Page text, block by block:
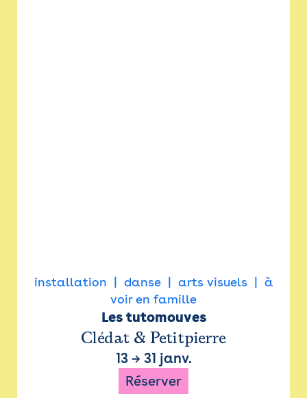
installation danse arts visuels
à
voir en famille
Les tutomouves
Clédat & Petitpierre
13→ 31 janv.
Réserver